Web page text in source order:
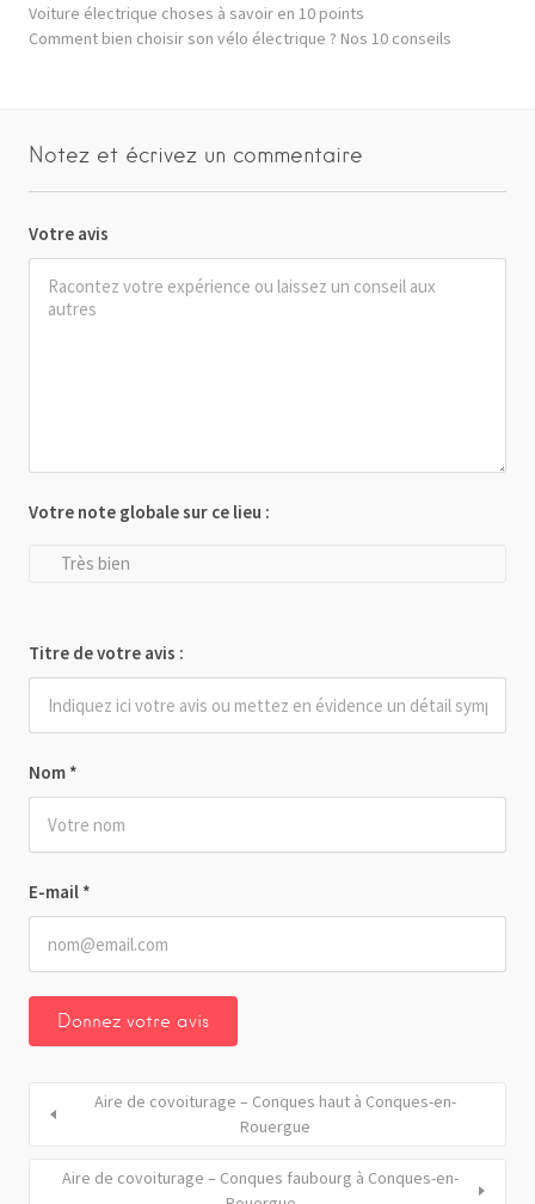
Voiture électrique choses à savoir en 10 points
Comment bien choisir son vélo électrique ? Nos 10 conseils
Notez et écrivez un commentaire
Votre avis
Nom *
E-mail *
Votre note globale sur ce lieu :
Très bien
Titre de votre avis :
Aire de covoiturage – Conques haut à Conques-en-
Rouergue
Aire de covoiturage – Conques faubourg à Conques-en-